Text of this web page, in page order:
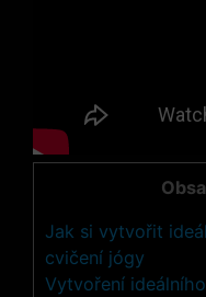
Jak si vytvořit
cvičení jógy
Vytvoření